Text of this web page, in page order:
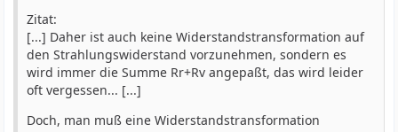
Zitat:
[...] Daher ist auch keine Widerstandstransformation auf
den Strahlungswiderstand vorzunehmen, sondern es
wird immer die Summe Rr+Rv angepaßt, das wird leider
oft vergessen... [...]
Doch, man muß eine Widerstandstransformation